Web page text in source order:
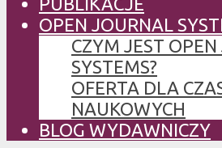
OPEN JOURNAL
CZYM JEST OPEN
SYSTEMS?
OFERTA DLA
NAUKOWYCH
BLOG WYDAWNICZY